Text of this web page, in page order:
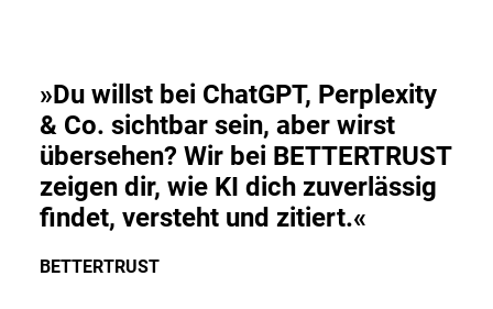
EN
Deutsch
English
»Du willst bei ChatGPT, Perplexity
& Co. sichtbar sein, aber wirst
übersehen? Wir bei BETTERTRUST
zeigen dir, wie KI dich zuverlässig
findet, versteht und zitiert.«
BETTERTRUST